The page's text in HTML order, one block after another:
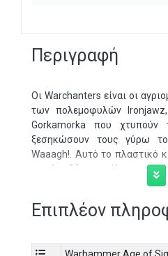
Περιγραφή
Οι Warchanters είναι οι
των πολεμοφυλών
Gorkamorka που
ξεσηκώσουν τους γύρω
Waaagh!. Αυτό το πλαστικό
περιλαμβάνει όλα τα
συναρμολογήσετε έναν
διακοσμημένο με πανοπλία,
με στρογγυλή βάση Citadel
Επιπλέον